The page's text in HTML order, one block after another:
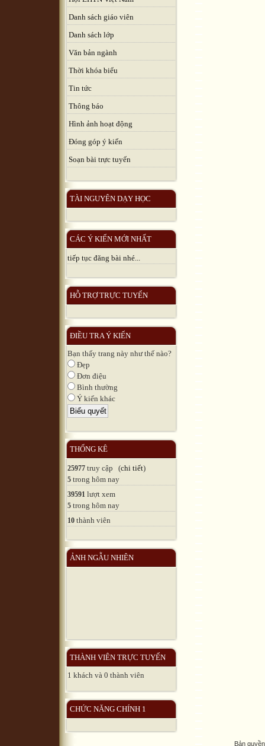
Danh sách giáo viên
Danh sách lớp
Văn bản ngành
Thời khóa biểu
Tin tức
Thông báo
Hình ảnh hoạt động
Đóng góp ý kiến
Soạn bài trực tuyến
TÀI NGUYÊN DẠY HỌC
CÁC Ý KIẾN MỚI NHẤT
tiếp tục đăng bài nhé...
HỖ TRỢ TRỰC TUYẾN
ĐIỀU TRA Ý KIẾN
Bạn thấy trang này như thế nào?
Đẹp
Đơn điệu
Bình thường
Ý kiến khác
THỐNG KÊ
25977 truy cập (chi tiết)
5 trong hôm nay
39591 lượt xem
5 trong hôm nay
10 thành viên
ẢNH NGẪU NHIÊN
THÀNH VIÊN TRỰC TUYẾN
1 khách và 0 thành viên
CHỨC NĂNG CHÍNH 1
Bản